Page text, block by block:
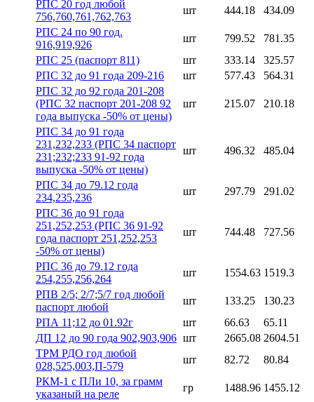
РПС 20 год любой
756,760,761,762,763
шт 444.18
434.09
РПС 24 по 90 год.
916,919,926
шт 799.52
781.35
РПС 25 (паспорт 811)
шт 333.14
325.57
РПС 32 до 91 года 209-216
шт 577.43
564.31
РПС 32 до 92 года 201-208
(РПС 32 паспорт 201-208 92
года выпуска -50% от цены)
шт 215.07 210.18
РПС 34 до 91 года
231,232,233 (РПС 34 паспорт
231;232;233 91-92 года
выпуска -50% от цены)
шт 496.32 485.04
РПС 34 до 79.12 года
234,235,236
шт 297.79
291.02
РПС 36 до 91 года
251,252,253 (РПС 36 91-92
года паспорт 251,252,253
-50% от цены)
шт 744.48 727.56
РПС 36 до 79.12 года
254,255,256,264
шт 1554.63 1519.3
РПВ 2/5; 2/7;5/7 год любой
паспорт любой
шт 133.25
130.23
РПА 11;12 до 01.92г
шт 66.63
65.11
ДП 12 до 90 года 902,903,906 шт 2665.08 2604.51
ТРМ РДО год любой
028,525,003,П-579
шт 82.72
80.84
РКМ-1 с ПЛи 10, за грамм
указаный на реле
гр 1488.96 1455.12